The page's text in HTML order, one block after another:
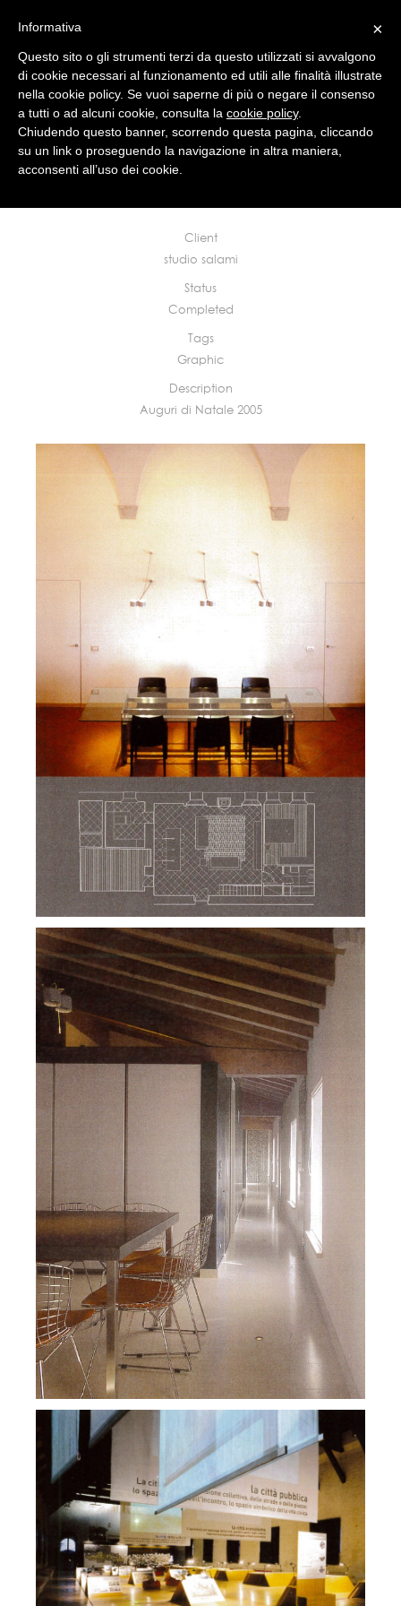
studio news works contact
Client
studio salami
Status
Completed
Tags
Graphic
Description
Auguri di Natale 2005
×
Informativa
Questo sito o gli strumenti terzi da questo utilizzati si avvalgono
di cookie necessari al funzionamento ed utili alle finalità illustrate
nella cookie policy. Se vuoi saperne di più o negare il consenso
a tutti o ad alcuni cookie, consulta la cookie policy.
Chiudendo questo banner, scorrendo questa pagina, cliccando
su un link o proseguendo la navigazione in altra maniera,
acconsenti all’uso dei cookie.